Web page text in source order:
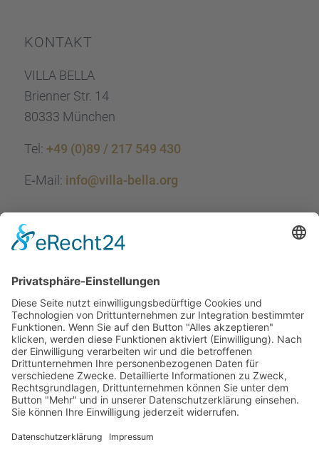
KONTAKT
VILLA BELLA
Brien­ner Str. 14
80333 München
Tel: +49 (0)89 / 217 549 430
E‑Mail: info@villa-bella.org
ÖFFNUNGS­ZEI­TEN
Mo-Do: 09:00 — 20:00 Uhr
Fr: 09:00 — 18:00 Uhr
Sa*: 10:00 — 18:00 Uhr
*auf Anfrage 3x im Monat